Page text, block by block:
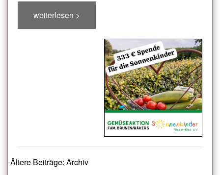
weiterlesen >
Ältere Beiträge: Archiv